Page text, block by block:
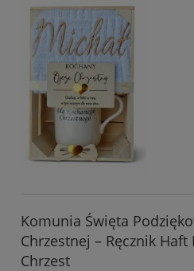
Komunia Święta
Chrzestnej – Ręcznik Haft
Chrzest